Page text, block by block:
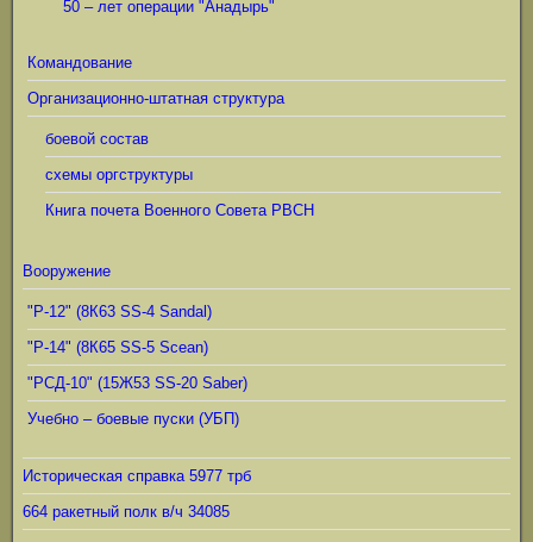
50 – лет операции "Анадырь"
Командование
Организационно-штатная структура
боевой состав
схемы оргструктуры
Книга почета Военного Совета РВСН
Вооружение
"Р-12" (8К63 SS-4 Sandal)
"Р-14" (8К65 SS-5 Scean)
"РСД-10" (15Ж53 SS-20 Saber)
Учебно – боевые пуски (УБП)
Историческая справка 5977 трб
664 ракетный полк в/ч 34085